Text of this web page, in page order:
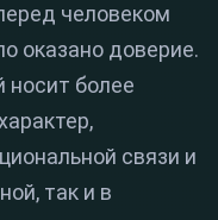
человеком
оказано доверие.
носит более
связи и
так и в